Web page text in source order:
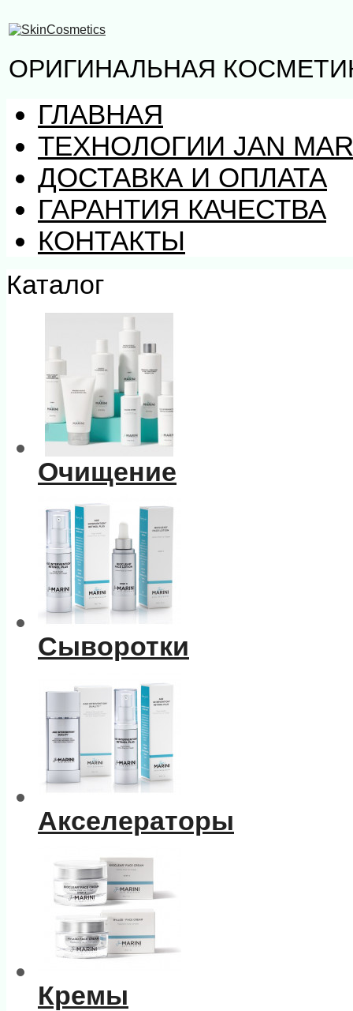
ОРИГИНАЛЬНАЯ
ГЛАВНАЯ
ТЕХНОЛОГИИ JAN
ДОСТАВКА И ОПЛАТА
ГАРАНТИЯ КАЧЕСТВА
КОНТАКТЫ
Каталог
Очищение
Сыворотки
Акселераторы
Кремы